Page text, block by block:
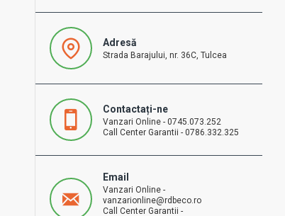
Adresă
Strada Barajului, nr. 36C, Tulcea
Contactați-ne
Vanzari Online - 0745.073.252
Call Center Garantii - 0786.332.325
Email
Vanzari Online -
vanzarionline@rdbeco.ro
Call Center Garantii -